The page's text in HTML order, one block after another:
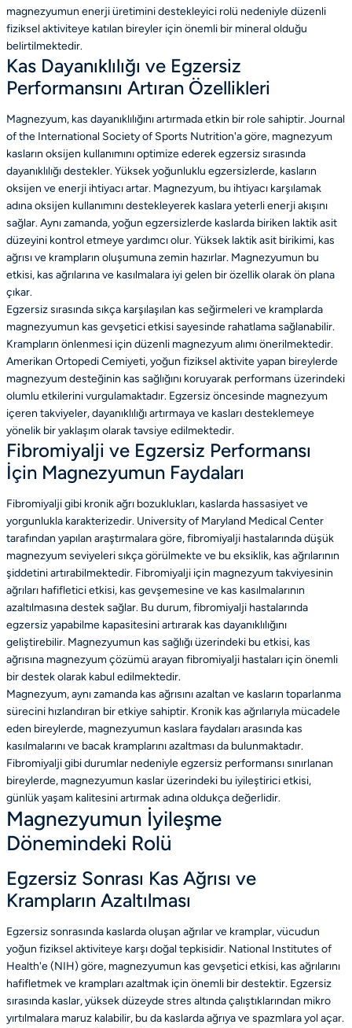
magnezyumun enerji üretimini destekleyici rolü nedeniyle düzenli
fiziksel aktiviteye katılan bireyler için önemli bir mineral olduğu
belirtilmektedir.
Kas Dayanıklılığı ve Egzersiz
Performansını Artıran Özellikleri
Magnezyum, kas dayanıklılığını artırmada etkin bir role sahiptir. Journal
of the International Society of Sports Nutrition'a göre, magnezyum
kasların oksijen kullanımını optimize ederek egzersiz sırasında
dayanıklılığı destekler. Yüksek yoğunluklu egzersizlerde, kasların
oksijen ve enerji ihtiyacı artar. Magnezyum, bu ihtiyacı karşılamak
adına oksijen kullanımını destekleyerek kaslara yeterli enerji akışını
sağlar. Aynı zamanda, yoğun egzersizlerde kaslarda biriken laktik asit
düzeyini kontrol etmeye yardımcı olur. Yüksek laktik asit birikimi, kas
ağrısı ve krampların oluşumuna zemin hazırlar. Magnezyumun bu
etkisi, kas ağrılarına ve kasılmalara iyi gelen bir özellik olarak ön plana
çıkar.
Egzersiz sırasında sıkça karşılaşılan kas seğirmeleri ve kramplarda
magnezyumun kas gevşetici etkisi sayesinde rahatlama sağlanabilir.
Krampların önlenmesi için düzenli magnezyum alımı önerilmektedir.
Amerikan Ortopedi Cemiyeti, yoğun fiziksel aktivite yapan bireylerde
magnezyum desteğinin kas sağlığını koruyarak performans üzerindeki
olumlu etkilerini vurgulamaktadır. Egzersiz öncesinde magnezyum
içeren takviyeler, dayanıklılığı artırmaya ve kasları desteklemeye
yönelik bir yaklaşım olarak tavsiye edilmektedir.
Fibromiyalji ve Egzersiz Performansı
İçin Magnezyumun Faydaları
Fibromiyalji gibi kronik ağrı bozuklukları, kaslarda hassasiyet ve
yorgunlukla karakterizedir. University of Maryland Medical Center
tarafından yapılan araştırmalara göre, fibromiyalji hastalarında düşük
magnezyum seviyeleri sıkça görülmekte ve bu eksiklik, kas ağrılarının
şiddetini artırabilmektedir. Fibromiyalji için magnezyum takviyesinin
ağrıları hafifletici etkisi, kas gevşemesine ve kas kasılmalarının
azaltılmasına destek sağlar. Bu durum, fibromiyalji hastalarında
egzersiz yapabilme kapasitesini artırarak kas dayanıklılığını
geliştirebilir. Magnezyumun kas sağlığı üzerindeki bu etkisi, kas
ağrısına magnezyum çözümü arayan fibromiyalji hastaları için önemli
bir destek olarak kabul edilmektedir.
Magnezyum, aynı zamanda kas ağrısını azaltan ve kasların toparlanma
sürecini hızlandıran bir etkiye sahiptir. Kronik kas ağrılarıyla mücadele
eden bireylerde, magnezyumun kaslara faydaları arasında kas
kasılmalarını ve bacak kramplarını azaltması da bulunmaktadır.
Fibromiyalji gibi durumlar nedeniyle egzersiz performansı sınırlanan
bireylerde, magnezyumun kaslar üzerindeki bu iyileştirici etkisi,
günlük yaşam kalitesini artırmak adına oldukça değerlidir.
Magnezyumun İyileşme
Dönemindeki Rolü
Egzersiz Sonrası Kas Ağrısı ve
Krampların Azaltılması
Egzersiz sonrasında kaslarda oluşan ağrılar ve kramplar, vücudun
yoğun fiziksel aktiviteye karşı doğal tepkisidir. National Institutes of
Health'e (NIH) göre, magnezyumun kas gevşetici etkisi, kas ağrılarını
hafifletmek ve krampları azaltmak için önemli bir destektir. Egzersiz
sırasında kaslar, yüksek düzeyde stres altında çalıştıklarından mikro
yırtılmalara maruz kalabilir, bu da kaslarda ağrıya ve spazmlara yol açar.